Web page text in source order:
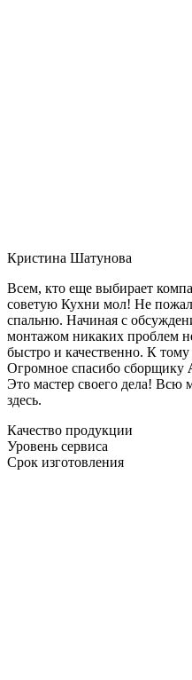
Кристина Шатунова
Всем, кто еще выбирает
советую Кухни мол! Не
спальню. Начиная с
монтажом никаких проблем
быстро и качественно. К
Огромное спасибо сборщику
Это мастер своего дела! Всю
здесь.
Качество продукции
Уровень сервиса
Срок изготовления